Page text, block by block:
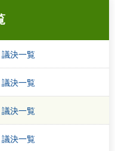
決一覧
決一覧
決一覧
決一覧